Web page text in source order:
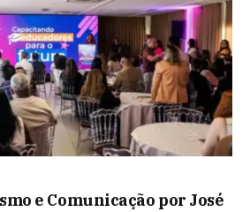
e Comunicação por José